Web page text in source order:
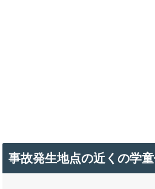
事故発生地点の近くの学